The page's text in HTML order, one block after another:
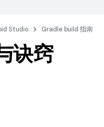
Studio Gradle build 指南
诀窍